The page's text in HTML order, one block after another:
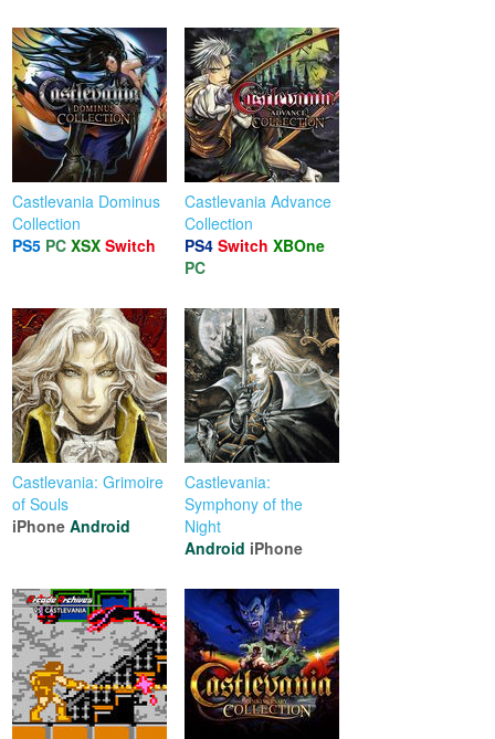
Castlevania Dominus
Collection
PS5 PC XSX Switch
Castlevania Advance
Collection
PS4 Switch XBOne
PC
Castlevania: Grimoire
of Souls
iPhone Android
Castlevania:
Symphony of the
Night
Android iPhone